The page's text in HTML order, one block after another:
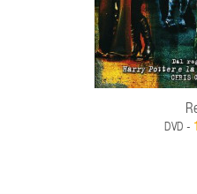
DVD -